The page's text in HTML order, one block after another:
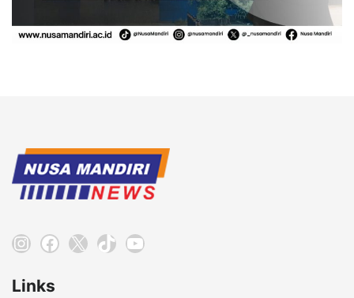
Instagram
Facebook
X TikTokYouTube
Links